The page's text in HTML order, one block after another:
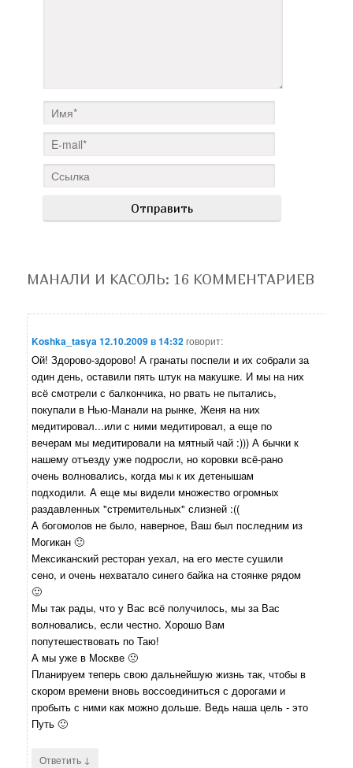
МАНАЛИ И КАСОЛЬ: 16 КОММЕНТАРИЕВ
Koshka_tasya12.10.2009 в 14:32говорит:
Ой! Здорово-здорово! А гранаты поспели и их собрали за
один день, оставили пять штук на макушке. И мы на них
всё смотрели с балкончика, но рвать не пытались,
покупали в Нью-Манали на рынке, Женя на них
медитировал...или с ними медитировал, а еще по
вечерам мы медитировали на мятный чай :))) А бычки к
нашему отъезду уже подросли, но коровки всё-рано
очень волновались, когда мы к их детенышам
подходили. А еще мы видели множество огромных
раздавленных "стремительных" слизней :((
А богомолов не было, наверное, Ваш был последним из
Могикан 🙂
Мексиканский ресторан уехал, на его месте сушили
сено, и очень нехватало синего байка на стоянке рядом
🙂
Мы так рады, что у Вас всё получилось, мы за Вас
волновались, если честно. Хорошо Вам
попутешествовать по Таю!
А мы уже в Москве 🙁
Планируем теперь свою дальнейшую жизнь так, чтобы в
скором времени вновь воссоединиться с дорогами и
пробыть с ними как можно дольше. Ведь наша цель - это
Путь 🙂
Ответить ↓